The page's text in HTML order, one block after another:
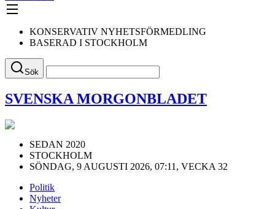
KONSERVATIV NYHETSFÖRMEDLING
BASERAD I STOCKHOLM
Sök
SVENSKA MORGONBLADET
SEDAN 2020
STOCKHOLM
SÖNDAG, 9 AUGUSTI 2026, 07:11, VECKA 32
Politik
Nyheter